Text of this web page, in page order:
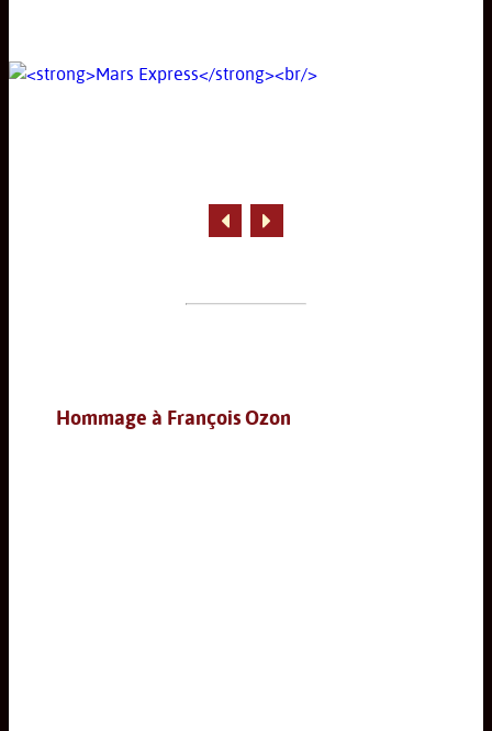
Hommage à François Ozon